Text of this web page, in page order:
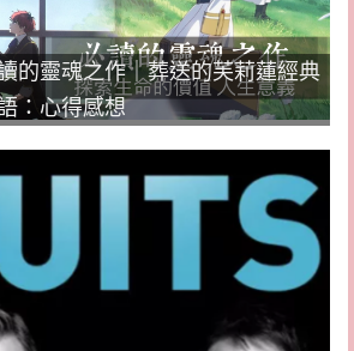
的靈魂之作｜葬送的芙莉蓮經典
：心得感想